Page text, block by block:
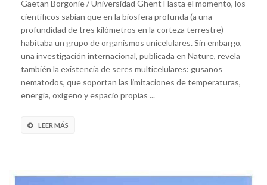
Gaetan Borgonie / Universidad Ghent Hasta el momento, los
científicos sabían que en la biosfera profunda (a una
profundidad de tres kilómetros en la corteza terrestre)
habitaba un grupo de organismos unicelulares. Sin embargo,
una investigación internacional, publicada en Nature, revela
también la existencia de seres multicelulares: gusanos
nematodos, que soportan las limitaciones de temperaturas,
energía, oxígeno y espacio propias ...
LEER MÁS